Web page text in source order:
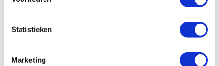
Statistieken
Marketing